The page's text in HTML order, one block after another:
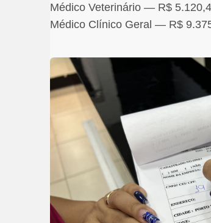
Médico Veterinário — R$
Médico Clínico Geral — R$